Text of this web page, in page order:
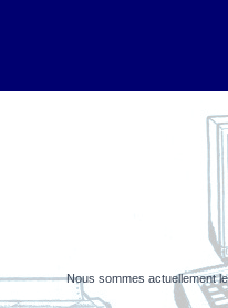
Nous sommes actuellement